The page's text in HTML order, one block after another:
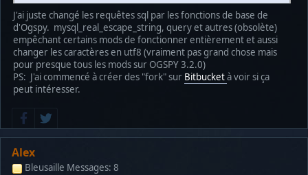
J'ai juste changé les requêtes sql par les fonctions de base de
d'Ogspy. mysql_real_escape_string, query et autres (obsolète)
empêchant certains mods de fonctionner entièrement et aussi
changer les caractères en utf8 (vraiment pas grand chose mais
pour presque tous les mods sur OGSPY 3.2.0)
PS: J'ai commencé à créer des "fork" sur Bitbucketà voir si ça
peut intéresser.
Alex
Bleusaille Messages: 8